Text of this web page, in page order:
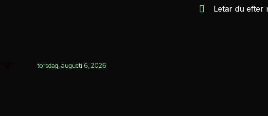
torsdag, augusti 6, 2026
Letar du efter